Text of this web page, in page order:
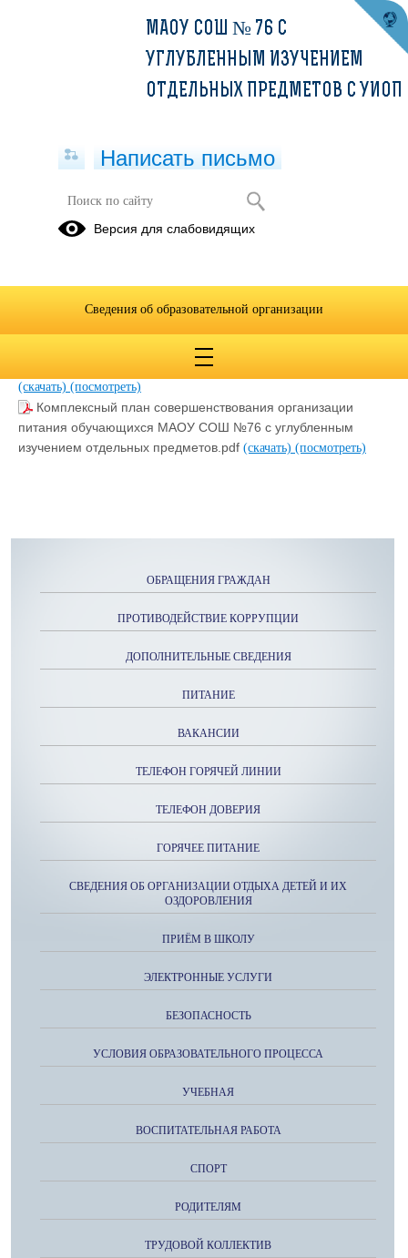
Документы
Правила использования мобильной связи в школе (1).pdf
(скачать) (посмотреть)
Комплексный план совершенствования организации
питания обучающихся МАОУ СОШ №76 с углубленным
изучением отдельных предметов.pdf (скачать) (посмотреть)
ОБРАЩЕНИЯ ГРАЖДАН
ПРОТИВОДЕЙСТВИЕ КОРРУПЦИИ
ДОПОЛНИТЕЛЬНЫЕ СВЕДЕНИЯ
ПИТАНИЕ
ВАКАНСИИ
ТЕЛЕФОН ГОРЯЧЕЙ ЛИНИИ
ТЕЛЕФОН ДОВЕРИЯ
ГОРЯЧЕЕ ПИТАНИЕ
СВЕДЕНИЯ ОБ ОРГАНИЗАЦИИ ОТДЫХА ДЕТЕЙ И ИХ
ОЗДОРОВЛЕНИЯ
ПРИЁМ В ШКОЛУ
ЭЛЕКТРОННЫЕ УСЛУГИ
БЕЗОПАСНОСТЬ
УСЛОВИЯ ОБРАЗОВАТЕЛЬНОГО ПРОЦЕССА
УЧЕБНАЯ
ВОСПИТАТЕЛЬНАЯ РАБОТА
СПОРТ
РОДИТЕЛЯМ
ТРУДОВОЙ КОЛЛЕКТИВ
МАОУ СОШ № 76 С
УГЛУБЛЕННЫМ ИЗУЧЕНИЕМ
ОТДЕЛЬНЫХ ПРЕДМЕТОВ С УИОП
Написать письмо
Версия для слабовидящих
Сведения об образовательной организации